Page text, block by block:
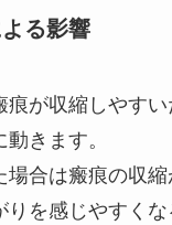
る影響
痕が収縮しやす
きます。
場合は瘢痕の収
りを感じやすくな